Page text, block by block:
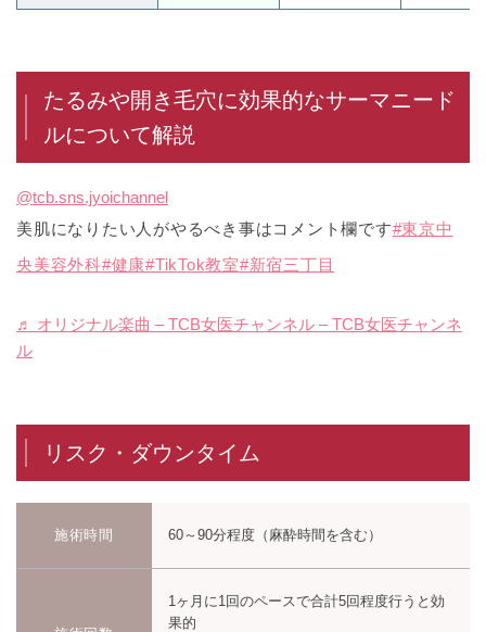
たるみや開き毛穴に効果的なサーマニード
ルについて解説
@tcb.sns.jyoichannel
美肌になりたい人がやるべき事はコメント欄です#東京中
央美容外科#健康#TikTok教室#新宿三丁目
♬ オリジナル楽曲 – TCB女医チャンネル – TCB女医チャンネ
ル
リスク・ダウンタイム
施術時間 60～90分程度（麻酔時間を含む）
1ヶ月に1回のペースで合計5回程度行うと効
果的